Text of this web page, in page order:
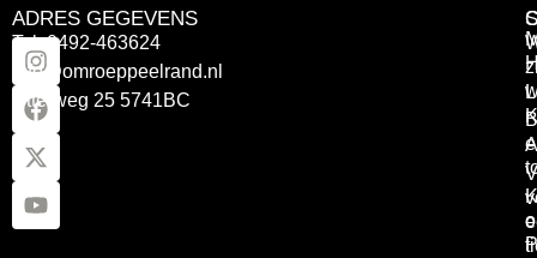
ADRES GEGEVENS
Tel: 0492-463624
info@omroeppeelrand.nl
Otterweg 25 5741BC